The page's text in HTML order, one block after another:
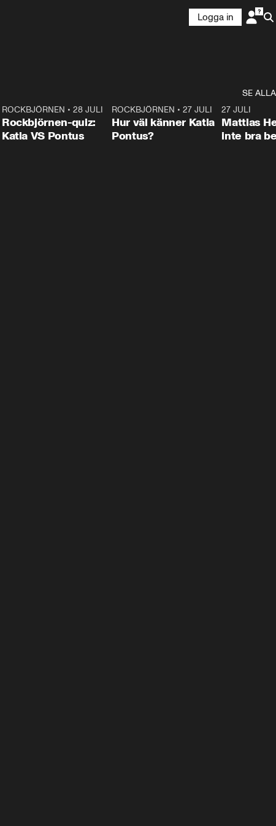
Logga in
SE ALLA
0:15
ROCKBJÖRNEN • 28 JULI
Rockbjörnen-quiz:
Katia VS Pontus
0:46
ROCKBJÖRNEN •27 JULI
Hur väl känner Katia
Pontus?
27 JULI
Mattias
inte bra